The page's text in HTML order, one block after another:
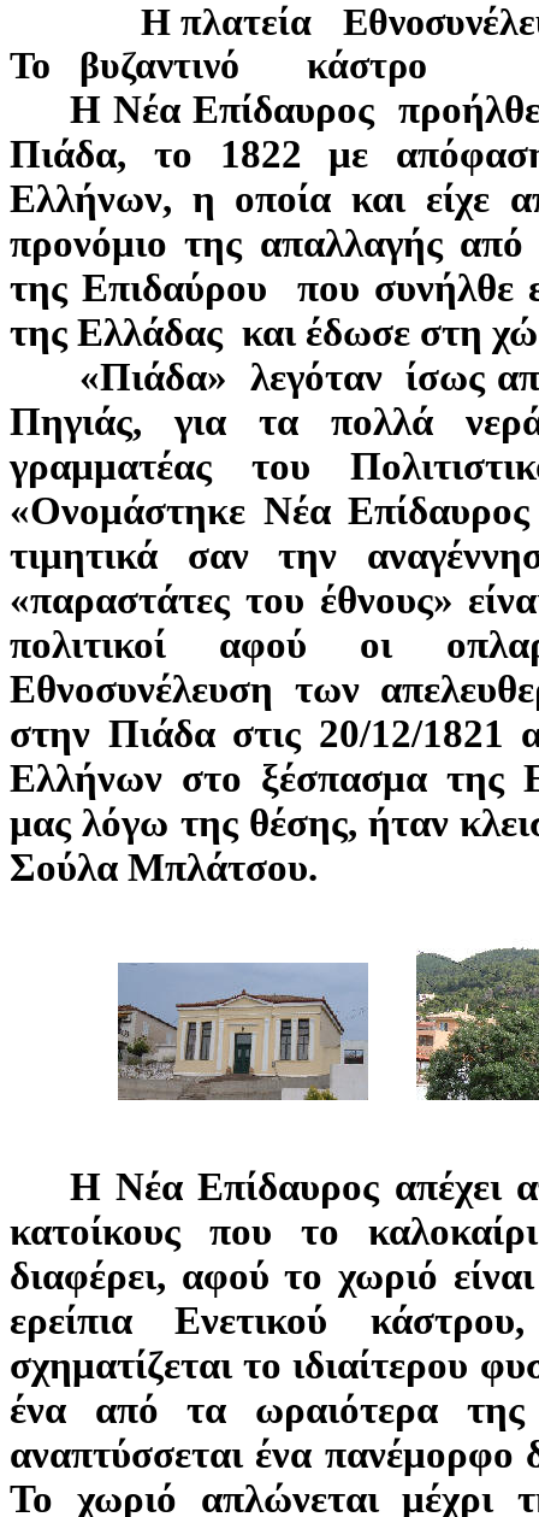
Η πλατεία
Το βυζαντινό κάστρο
Η Νέα Επίδαυρος προήλθε
Πιάδα, το 1822 με
Ελλήνων, η οποία και είχε
προνόμιο της απαλλαγής
της Επιδαύρου που συνήλθε
της Ελλάδας και έδωσε στη
«Πιάδα» λεγόταν ίσως
Πηγιάς, για τα πολλά
γραμματέας του
«Ονομάστηκε Νέα
τιμητικά σαν την
«παραστάτες του έθνους»
πολιτικοί αφού οι
Εθνοσυνέλευση των
στην Πιάδα στις 20/12/1821
Ελλήνων στο ξέσπασμα της
μας λόγω της θέσης, ήταν
Σούλα Μπλάτσου.
Η Νέα Επίδαυρος απέχει
κατοίκους που το
διαφέρει, αφού το χωριό
ερείπια Ενετικού
σχηματίζεται το ιδιαίτερου
ένα από τα ωραιότερα της
αναπτύσσεται ένα
Το χωριό απλώνεται μέχρι